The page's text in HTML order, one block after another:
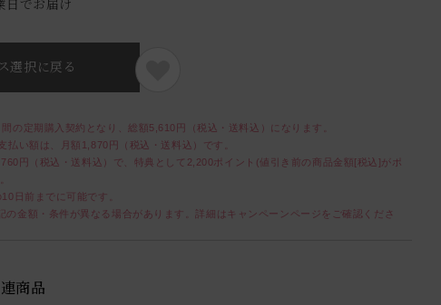
日でお届け
選択に戻る
の定期購入契約となり、総額5,610円（税込・送料込）になります。
払い額は、月額1,870円（税込・送料込）です。
円（税込・送料込）で、特典として2,200ポイント(値引き前の商品金額[税込]がポ
日前までに可能です。
金額・条件が異なる場合があります。詳細はキャンペーンページをご確認くださ
商品